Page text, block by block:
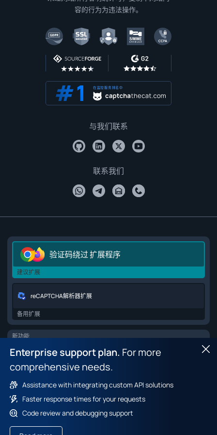
Enterprise support plan. For more
comprehensive needs.
Assistance with integrating custom API solutions
Faster response times for your requests
Code review and debugging support
容的行为为违法操作。
在监控服务排名中
与我们联系
联系我们
验证码绕过 扩展程序
建议扩展
reCAPTCHA解析器扩展
备用扩展
新功能
Browser API for web scraping